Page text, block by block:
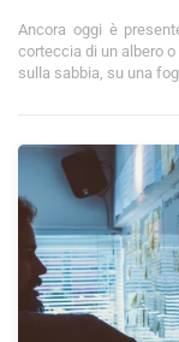
Ancora oggi è
corteccia di un albero
sulla sabbia, su una